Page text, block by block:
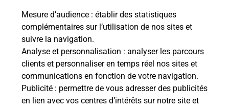
Mesure d’audience : établir des statistiques
complémentaires sur l’utilisation de nos sites et
suivre la navigation.
Analyse et personnalisation : analyser les parcours
clients et personnaliser en temps réel nos sites et
communications en fonction de votre navigation.
Publicité : permettre de vous adresser des publicités
en lien avec vos centres d’intérêts sur notre site et
Prochaine collecte du courrierlundià 09h00
8 Place De Montulle
27390 Melicourt
Itinéraire